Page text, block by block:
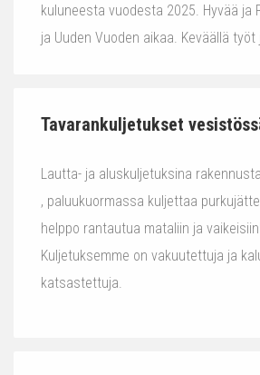
kuluneesta vuodesta 2025. Hyvää ja
ja Uuden Vuoden aikaa. Keväällä työt
Tavarankuljetukset
Lautta- ja aluskuljetuksina
, paluukuormassa kuljettaa
helppo rantautua mataliin ja
Kuljetuksemme on vakuutettuja ja
katsastettuja.